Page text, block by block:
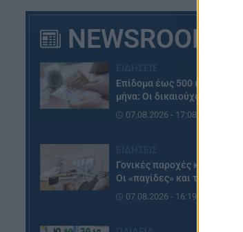
NEWSROOM
Επίδομα έως 500 ευρώ τον
μήνα: Οι δικαιούχοι
07.08.2026 - 17:08
Γονικές παροχές και δωρεές:
Οι «παγίδες» και τα λάθη
07.08.2026 - 16:19